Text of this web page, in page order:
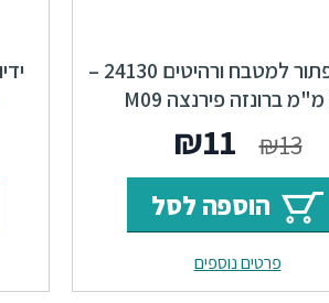
ידיות כפתור למטבח ורהיטים 24130 –
₪13
המחיר
המקורי
היה:
₪13.
₪11
הנוכחי
הוא:
₪11.
הוספה לסל
פרטים נוספים